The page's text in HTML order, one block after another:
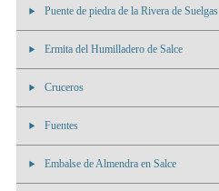
Puente de piedra de la Rivera de Suelgas
Ermita del Humilladero de Salce
Cruceros
Fuentes
Embalse de Almendra en Salce